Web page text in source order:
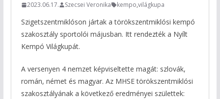
2023.06.17. Szecsei Veronika kempo,világkupa
Szigetszentmiklóson jártak a törökszentmiklósi kempó
szakosztály sportolói májusban. Itt rendezték a Nyílt
Kempó Világkupát.
A versenyen 4 nemzet képviseltette magát: szlovák,
román, német és magyar. Az MHSE törökszentmiklósi
szakosztályának a következő eredményei születtek: